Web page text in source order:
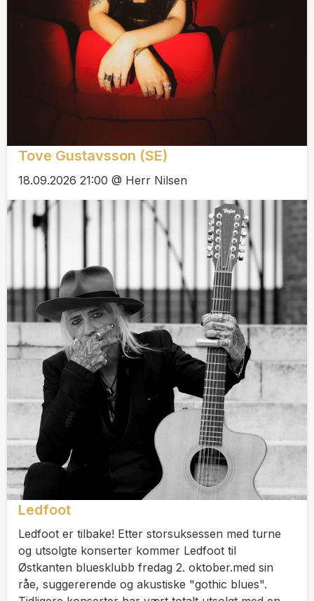
Tove Gustavsson (SE)
18.09.2026 21:00 @ Herr Nilsen
Ledfoot
Ledfoot er tilbake! Etter storsuksessen med turne
og utsolgte konserter kommer Ledfoot til
Østkanten bluesklubb fredag 2. oktober.med sin
råe, suggererende og akustiske "gothic blues".